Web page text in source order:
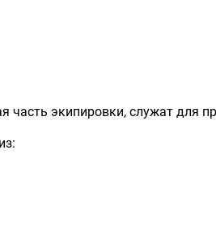
экипировки, служат для